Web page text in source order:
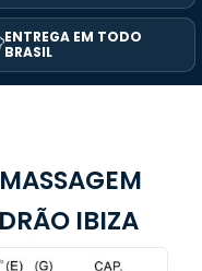
ENTREGA EM TODO
BRASIL
IBIZA